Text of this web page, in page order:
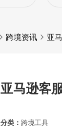
跨境资讯 亚
亚马逊客
分类： 跨境工具